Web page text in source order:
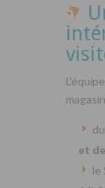
et
le